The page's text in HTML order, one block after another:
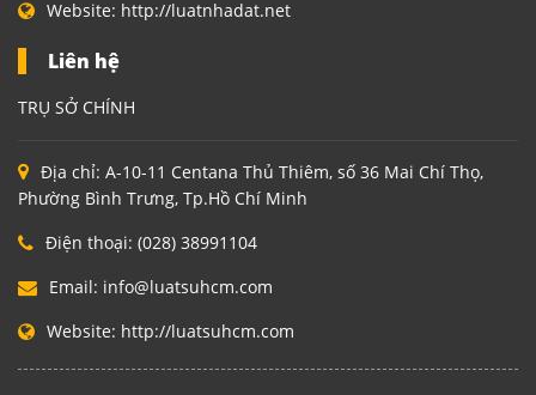
Website: http://luatnhadat.net
Liên hệ
TRỤ SỞ CHÍNH
Địa chỉ: A-10-11 Centana Thủ Thiêm, số 36 Mai Chí Thọ,
Phường Bình Trưng, Tp.Hồ Chí Minh
Điện thoại: (028) 38991104
Email: info@luatsuhcm.com
Website: http://luatsuhcm.com